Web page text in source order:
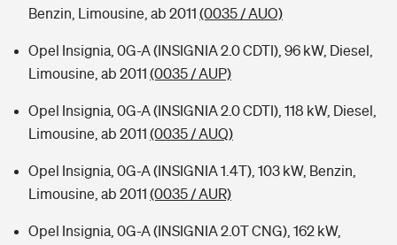
Benzin, Limousine, ab 2011 (0035 / AUO)
Opel Insignia, 0G-A (INSIGNIA 2.0 CDTI), 96 kW, Diesel,
Limousine, ab 2011 (0035 / AUP)
Opel Insignia, 0G-A (INSIGNIA 2.0 CDTI), 118 kW, Diesel,
Limousine, ab 2011 (0035 / AUQ)
Opel Insignia, 0G-A (INSIGNIA 1.4T), 103 kW, Benzin,
Limousine, ab 2011 (0035 / AUR)
Opel Insignia, 0G-A (INSIGNIA 2.0T CNG), 162 kW,